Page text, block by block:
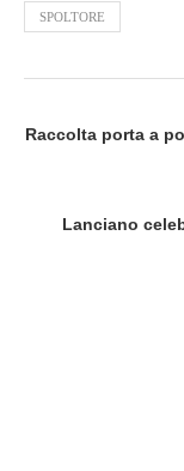
SPOLTORE
Raccolta porta a
Lanciano